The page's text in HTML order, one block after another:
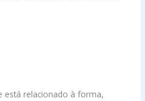
está relacionado à forma,